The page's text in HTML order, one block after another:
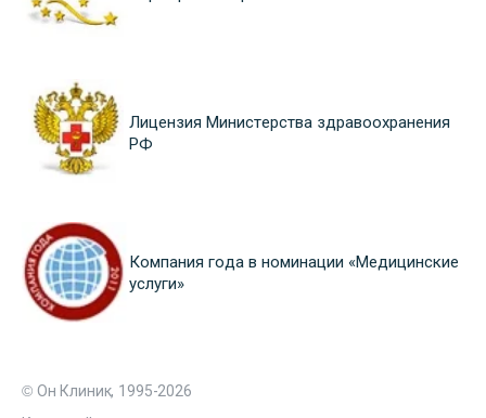
Лицензия Министерства здравоохранения
РФ
Компания года в номинации «Медицинские
услуги»
© Он Клиник, 1995-2026